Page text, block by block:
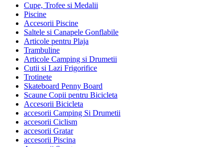
Cupe, Trofee si Medalii
Piscine
Accesorii Piscine
Saltele si Canapele Gonflabile
Articole pentru Plaja
Trambuline
Articole Camping si Drumetii
Cutii si Lazi Frigorifice
Trotinete
Skateboard Penny Board
Scaune Copii pentru Bicicleta
Accesorii Bicicleta
accesorii Camping Si Drumetii
accesorii Ciclism
accesorii Gratar
accesorii Piscina